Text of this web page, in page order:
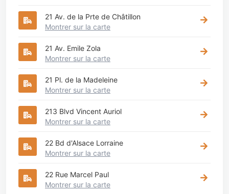
21 Av. de la Prte de Châtillon
Montrer sur la carte
21 Av. Emile Zola
Montrer sur la carte
21 Pl. de la Madeleine
Montrer sur la carte
213 Blvd Vincent Auriol
Montrer sur la carte
22 Bd d'Alsace Lorraine
Montrer sur la carte
22 Rue Marcel Paul
Montrer sur la carte